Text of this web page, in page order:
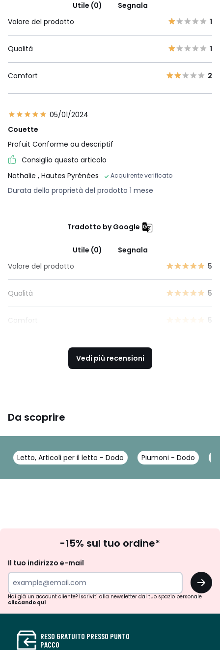
Utile (0)
Segnala
Valore del prodotto
1
Qualità 1
Comfort 2
05/01/2024
Couette
Profuit Conforme au descriptif
Consiglio questo articolo
Nathalie , Hautes Pyrénées Acquirente verificato
Durata della proprietà del prodotto 1 mese
Tradotto by Google
Utile (0)
Segnala
Valore del prodotto
5
Qualità 5
Comfort 5
Vedi più recensioni
Da scoprire
Letto, Articoli per il letto - Dodo Piumoni - Dodo
newsletter
-15% sul tuo ordine*
Il tuo indirizzo e-mail
OK
Hai già un account cliente? Iscriviti alla newsletter dal tuo spazio personale
cliccando qui
RESO GRATUITO PRESSO PUNTO
PACCO